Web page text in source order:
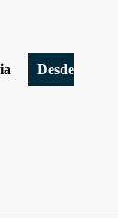
Desde